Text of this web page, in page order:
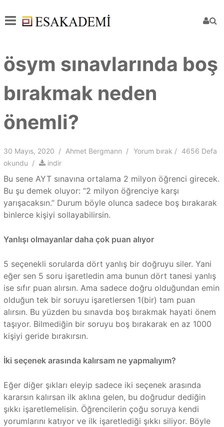
ösym sınavlarında boş
bırakmak neden
önemli?
30 Mayıs, 2020 Ahmet Bergmann Yorum bırak
4656 Defa
okundu
indir
Bu sene AYT sınavına ortalama 2 milyon öğrenci girecek.
Bu şu demek oluyor: “2 milyon öğrenciye karşı
yarışacaksın.” Durum böyle olunca sadece boş bırakarak
binlerce kişiyi sollayabilirsin.
Yanlışı olmayanlar daha çok puan alıyor
5 seçenekli sorularda dört yanlış bir doğruyu siler. Yani
eğer sen 5 soru işaretledin ama bunun dört tanesi yanlış
ise sıfır puan alırsın. Ama sadece doğru olduğundan emin
olduğun tek bir soruyu işaretlersen 1(bir) tam puan
alırsın. Bu yüzden bu sınavda boş bırakmak hayati önem
taşıyor. Bilmediğin bir soruyu boş bırakarak en az 1000
kişiyi geride bırakırsın.
İki seçenek arasında kalırsam ne yapmalıyım?
Eğer diğer şıkları eleyip sadece iki seçenek arasında
kararsın kalırsan ilk aklına gelen, bu doğrudur dediğin
şıkkı işaretlemelisin. Öğrencilerin çoğu soruya kendi
yorumlarını katıyor ve ilk işaretlediği şıkkı siliyor. Böyle